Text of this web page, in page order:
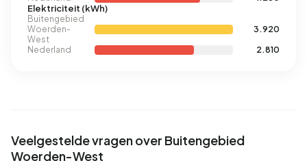
Elektriciteit (kWh)
Buitengebied
Woerden-
West
3.920
Nederland
2.810
Veelgestelde vragen over Buitengebied
Woerden-West